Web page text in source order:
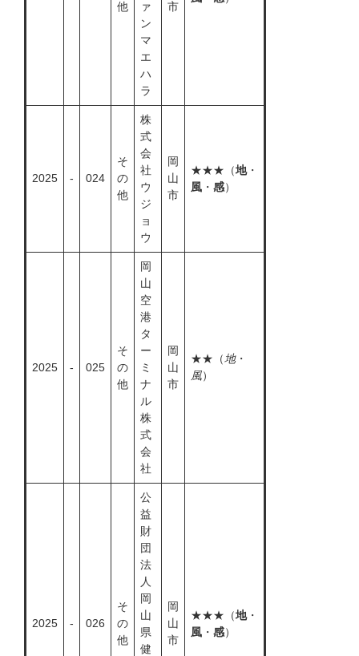
他
ァ
ン
マ
エ
ハ
ラ
市
2025 - 024
そ
の
他
株
式
会
社
ウ
ジ
ョ
ウ
岡
山
市
★★★（地・
風 ・ 感）
2025 - 025
そ
の
他
岡
山
空
港
タ
ー
ミ
ナ
ル
株
式
会
社
岡
山
市
★★（地・
風）
2025 - 026
そ
の
他
公
益
財
団
法
人
岡
山
県
健
岡
山
市
★★★（地・
風 ・ 感）